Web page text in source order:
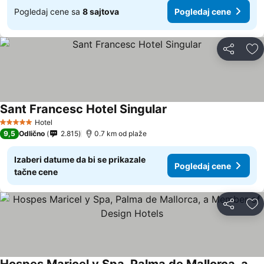
Pogledaj cene sa 8 sajtova Pogledaj cene
Deli
5 ZvezdiceHotel
Sant Francesc Hotel Singular
9,5 Odlično 2.815 0.7 km od plaže
Izaberi datume da bi se prikazale
tačne cene
Pogledaj cene
Deli